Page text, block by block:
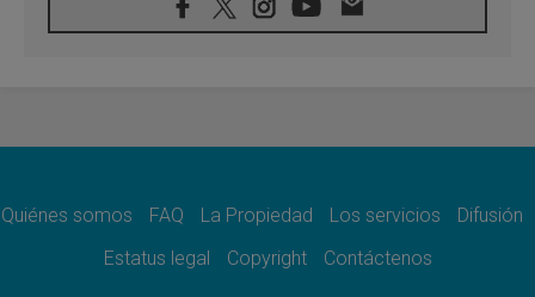
08.08.2026
León XIV visitará el Santuario de la Madre
07.08.2026
07.08.2026
el compromiso del cristiano"
Quiénes somos FAQ La Propiedad Los servicios
Difusión
Estatus legal
Copyright Contáctenos